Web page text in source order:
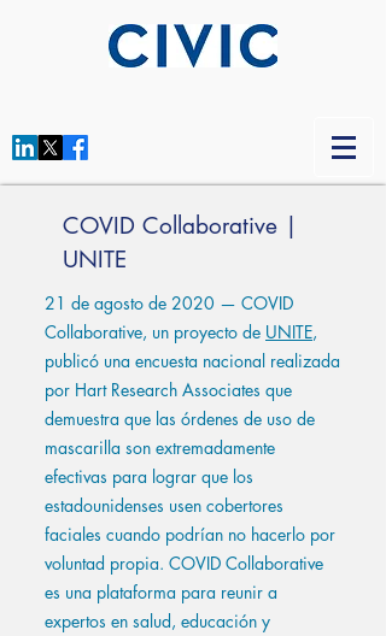
COVID Collaborative |
UNITE
21 de agosto de 2020 — COVID
Collaborative, un proyecto de UNITE,
publicó una encuesta nacional realizada
por Hart Research Associates que
demuestra que las órdenes de uso de
mascarilla son extremadamente
efectivas para lograr que los
estadounidenses usen cobertores
faciales cuando podrían no hacerlo por
voluntad propia. COVID Collaborative
es una plataforma para reunir a
expertos en salud, educación y